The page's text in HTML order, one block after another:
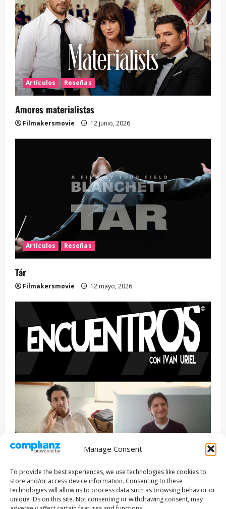
Manage Consent
To provide the best experiences, we use technologies like cookies to
store and/or access device information. Consenting to these
technologies will allow us to process data such as browsing behavior or
unique IDs on this site. Not consenting or withdrawing consent, may
Artículos Reseñas
Amores materialistas
Filmakersmovie 12 junio, 2026
Artículos Reseñas
Tár
Filmakersmovie 12 mayo, 2026
Entrevista Series
ENCUENTROS CON IVÁN URIEL T3E22: JUAN PATRICIO
RIVEROLL
Filmakersmovie 5 mayo, 2026